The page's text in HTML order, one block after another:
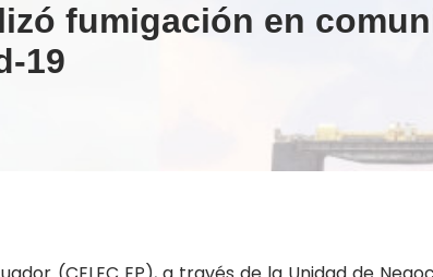
fumigación en
19